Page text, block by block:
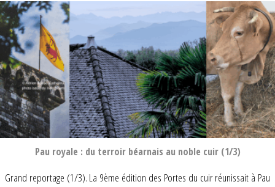
Pau royale : du terroir béarnais au noble cuir (1/3)
Grand reportage (1/3). La 9ème édition des Portes du cuir réunissait à Pau